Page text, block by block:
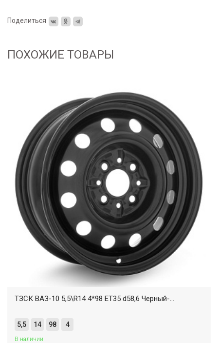
Поделиться
ПОХОЖИЕ ТОВАРЫ
ТЗСК ВАЗ-10 5,5\R14 4*98 ET35 d58,6 Черный-...
5,5 14 98 4
В наличии